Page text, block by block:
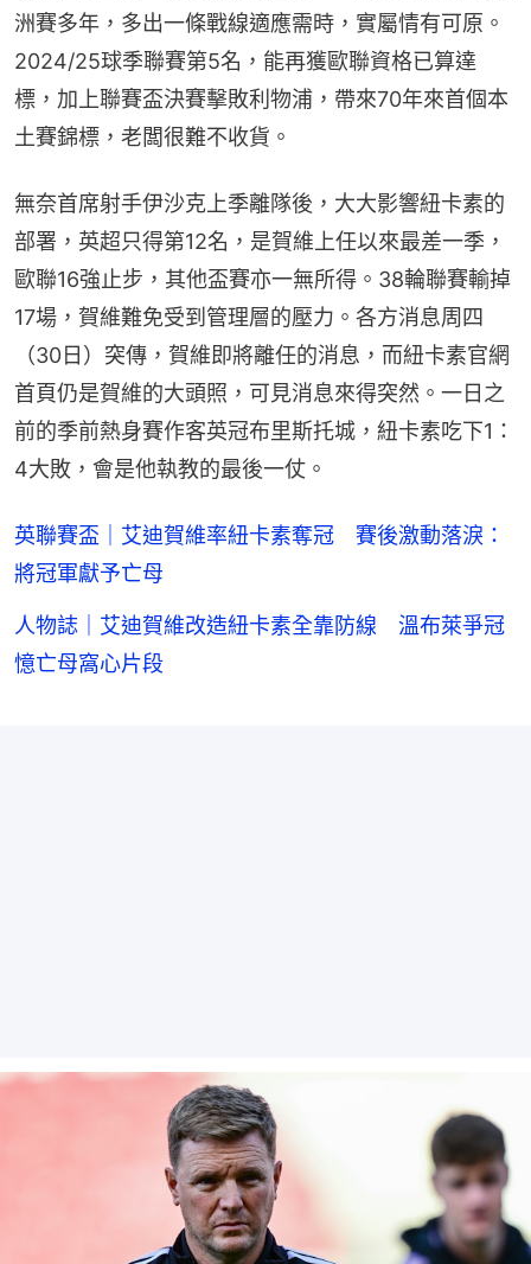
洲賽多年，多出一條戰線適應需時，實屬情有可原。
2024/25球季聯賽第5名，能再獲歐聯資格已算達
標，加上聯賽盃決賽擊敗利物浦，帶來70年來首個本
土賽錦標，老闆很難不收貨。
無奈首席射手伊沙克上季離隊後，大大影響紐卡素的
部署，英超只得第12名，是賀維上任以來最差一季，
歐聯16強止步，其他盃賽亦一無所得。38輪聯賽輸掉
17場，賀維難免受到管理層的壓力。各方消息周四
（30日）突傳，賀維即將離任的消息，而紐卡素官網
首頁仍是賀維的大頭照，可見消息來得突然。一日之
前的季前熱身賽作客英冠布里斯托城，紐卡素吃下1：
4大敗，會是他執教的最後一仗。
英聯賽盃｜艾迪賀維率紐卡素奪冠 賽後激動落淚：
將冠軍獻予亡母
人物誌｜艾迪賀維改造紐卡素全靠防線 溫布萊爭冠
憶亡母窩心片段